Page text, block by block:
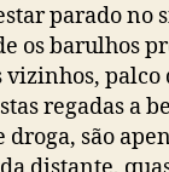
parado no
os barulhos
vizinhos, palco
regadas a
droga, são